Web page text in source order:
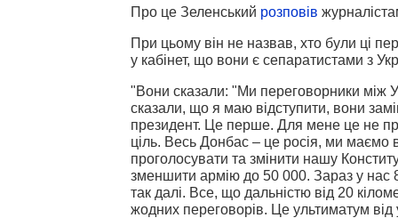
Про це Зеленський розповів
При цьому він не назвав, хто були ці
у кабінет, що вони є сепаратистами з
"Вони сказали: "Ми переговорники між
сказали, що я маю відступити, вони
президент. Це перше. Для мене це не
ціль. Весь Донбас – це росія, ми маємо
проголосувати та змінити нашу
зменшити армію до 50 000. Зараз у нас
так далі. Все, що дальністю від 20
жодних переговорів. Це ультиматум від